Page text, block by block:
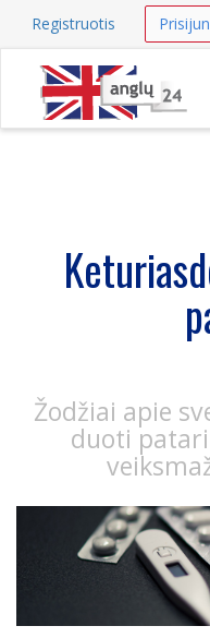
Registruotis
Žodžiai apie
duoti